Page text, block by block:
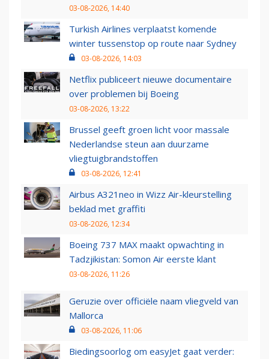
03-08-2026, 14:40
Turkish Airlines verplaatst komende
winter tussenstop op route naar Sydney
03-08-2026, 14:03
Netflix publiceert nieuwe documentaire
over problemen bij Boeing
03-08-2026, 13:22
Brussel geeft groen licht voor massale
Nederlandse steun aan duurzame
vliegtuigbrandstoffen
03-08-2026, 12:41
Airbus A321neo in Wizz Air-kleurstelling
beklad met graffiti
03-08-2026, 12:34
Boeing 737 MAX maakt opwachting in
Tadzjikistan: Somon Air eerste klant
03-08-2026, 11:26
Geruzie over officiële naam vliegveld van
Mallorca
03-08-2026, 11:06
Biedingsoorlog om easyJet gaat verder: